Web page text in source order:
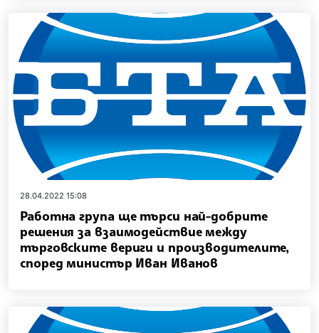
28.04.2022 15:08
Работна група ще търси най-добрите
решения за взаимодействие между
търговските вериги и производителите,
според министър Иван Иванов